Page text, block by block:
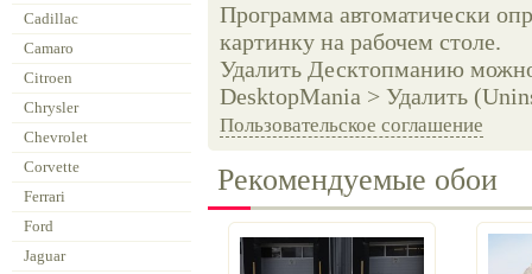
Cadillac
Camaro
Citroen
Chrysler
Chevrolet
Corvette
Ferrari
Ford
Jaguar
Программа автоматически
картинку на рабочем столе.
Удалить Десктопманию
DesktopMania > Удалить
Пользовательское соглашение
Рекомендуемые обои